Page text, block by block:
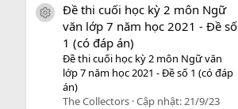
icon tài liệu
Đề thi cuối học kỳ 2 môn Ngữ
văn lớp 7 năm học 2021 - Đề số
1 (có đáp án)
Đề thi cuối học kỳ 2 môn Ngữ văn
lớp 7 năm học 2021 - Đề số 1 (có đáp
án)
The Collectors Cập nhật:21/9/23